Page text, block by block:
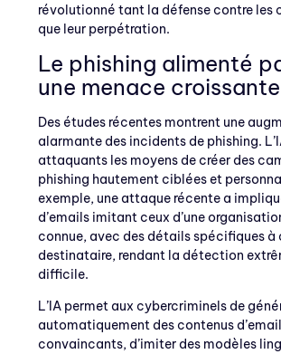
révolutionné tant la défense contre les
que leur perpétration.
Le phishing alimenté
une menace croissante
Des études récentes montrent une
alarmante des incidents de phishing.
attaquants les moyens de créer des
phishing hautement ciblées et
exemple, une attaque récente a
d’emails imitant ceux d’une
connue, avec des détails spécifiques à
destinataire, rendant la détection
difficile.
L’IA permet aux cybercriminels de
automatiquement des contenus d’email
convaincants, d’imiter des modèles